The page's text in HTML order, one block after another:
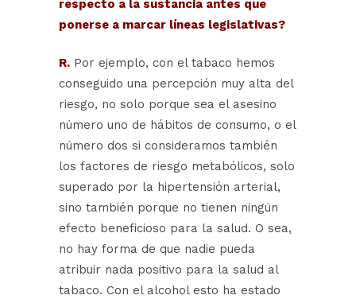
respecto a la sustancia antes que
ponerse a marcar líneas legislativas?
R. Por ejemplo, con el tabaco hemos
conseguido una percepción muy alta del
riesgo, no solo porque sea el asesino
número uno de hábitos de consumo, o el
número dos si consideramos también
los factores de riesgo metabólicos, solo
superado por la hipertensión arterial,
sino también porque no tienen ningún
efecto beneficioso para la salud. O sea,
no hay forma de que nadie pueda
atribuir nada positivo para la salud al
tabaco. Con el alcohol esto ha estado